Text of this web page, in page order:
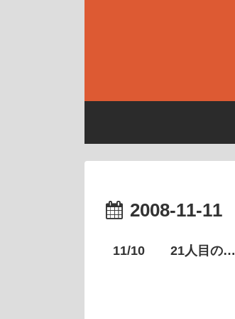
2008-11-11
11/10 21人目の…